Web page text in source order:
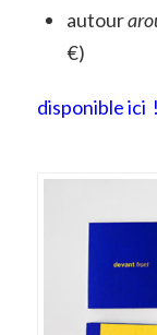
autour
€)
disponible ici